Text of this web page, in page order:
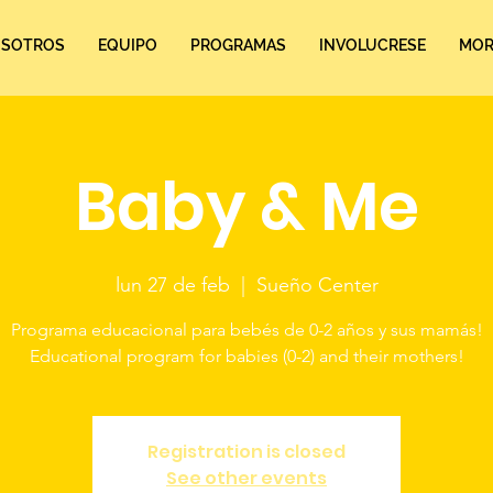
EQUIPO PROGRAMAS INVOLUCRESE
Baby & Me
lun 27 de feb Sueño Center
Programa educacional para bebés de 0-2 años y sus mamás!
Registration is closed
See other events